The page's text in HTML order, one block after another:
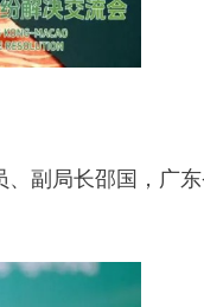
副局长邵国，广